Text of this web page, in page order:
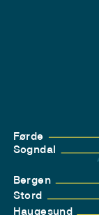
Førde
Sogndal
Bergen
Stord
Haugesund